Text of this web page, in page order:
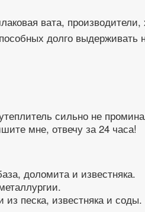
вата, производители,
долго выдерживать
сильно не
мне, отвечу за 24 часа!
доломита и известняка.
песка, известняка и соды.